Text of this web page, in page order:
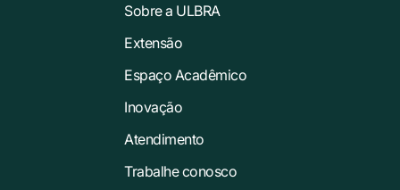
Sobre a ULBRA
Extensão
Espaço Acadêmico
Inovação
Atendimento
Trabalhe conosco